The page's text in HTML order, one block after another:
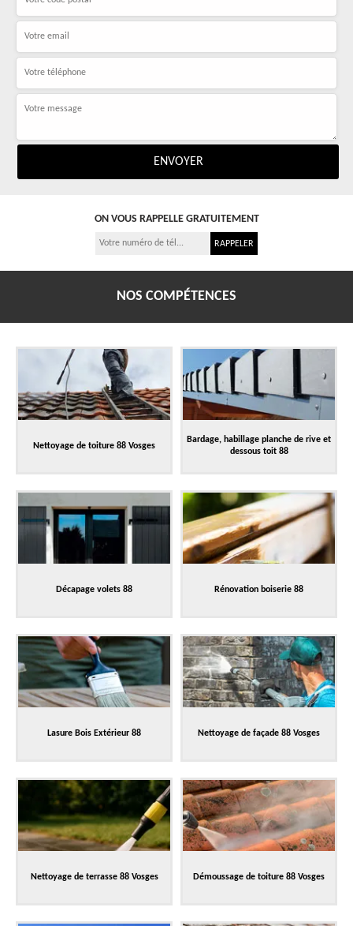
ON VOUS RAPPELLE GRATUITEMENT
NOS COMPÉTENCES
Nettoyage de toiture 88 Vosges
Bardage, habillage planche de rive et
dessous toit 88
Décapage volets 88 Rénovation boiserie 88
Lasure Bois Extérieur 88 Nettoyage de façade 88 Vosges
Nettoyage de terrasse 88 Vosges Démoussage de toiture 88 Vosges